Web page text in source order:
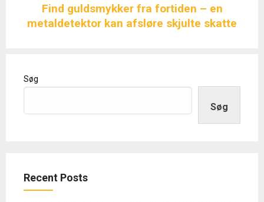
Find guldsmykker fra fortiden – en
metaldetektor kan afsløre skjulte skatte
Søg
Søg
Recent Posts